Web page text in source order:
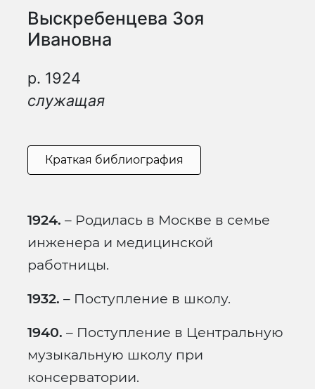
Выскребенцева Зоя
Ивановна
р. 1924
служащая
Краткая библиография
1924. – Родилась в Москве в семье
инженера и медицинской
работницы.
1932. – Поступление в школу.
1940. – Поступление в Центральную
музыкальную школу при
консерватории.